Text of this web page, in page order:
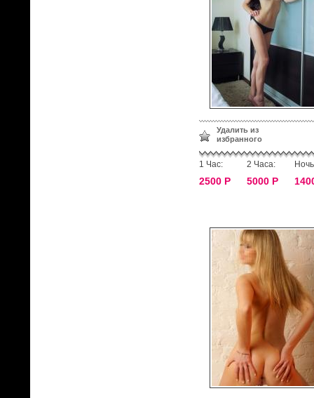
Удалить из
избранного
1 Час:
2500 Р
2 Часа:
5000 Р